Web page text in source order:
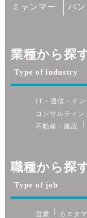
ミャンマー バン
業種から探
Type of industry
IT・通信・イン
コンサルティン
不動産・建設
職種から探
Type of job
営業 カスタ